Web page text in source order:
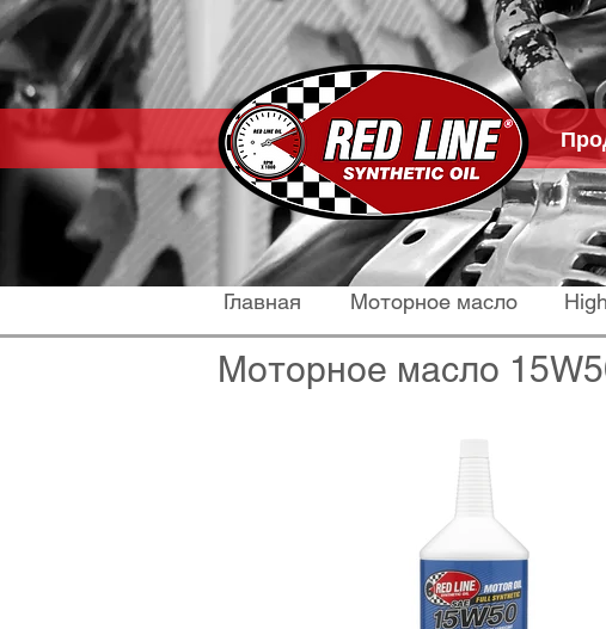
Главная Моторное масло
Моторное масло